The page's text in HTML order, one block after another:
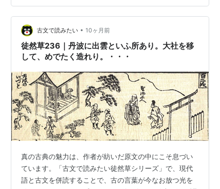
ベース 🌙現代語対訳 柳筥に物を置く時、縦向きか、横向
きか、物によるのでしょうか。 柳筥やないばこに据すゆ
る物ものは、縦たてさま、横よこさま、物ものによるべ
きにや。 「巻物などは、縦向きに置いて、木の間から、
「巻物まきものなどは、縦たて…
古文で読みたい • 10ヶ月前
徒然草236｜丹波に出雲といふ所あり。大社を移
して、めでたく造れり。・・・
真の古典の魅力は、作者が紡いだ原文の中にこそ息づい
ています。「古文で読みたい徒然草シリーズ」で、現代
語と古文を併読することで、古の言葉が今なお放つ光を